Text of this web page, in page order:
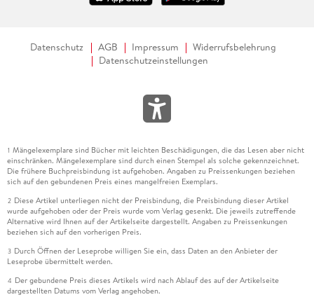
Datenschutz AGB Impressum
Widerrufsbelehrung
Datenschutzeinstellungen
1 Mängelexemplare sind Bücher mit leichten Beschädigungen, die das Lesen aber nicht
einschränken. Mängelexemplare sind durch einen Stempel als solche gekennzeichnet.
Die frühere Buchpreisbindung ist aufgehoben. Angaben zu Preissenkungen beziehen
sich auf den gebundenen Preis eines mangelfreien Exemplars.
2 Diese Artikel unterliegen nicht der Preisbindung, die Preisbindung dieser Artikel
wurde aufgehoben oder der Preis wurde vom Verlag gesenkt. Die jeweils zutreffende
Alternative wird Ihnen auf der Artikelseite dargestellt. Angaben zu Preissenkungen
beziehen sich auf den vorherigen Preis.
3 Durch Öffnen der Leseprobe willigen Sie ein, dass Daten an den Anbieter der
Leseprobe übermittelt werden.
4 Der gebundene Preis dieses Artikels wird nach Ablauf des auf der Artikelseite
dargestellten Datums vom Verlag angehoben.